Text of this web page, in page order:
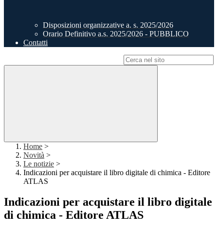
Disposizioni organizzative a. s. 2025/2026
Orario Definitivo a.s. 2025/2026 - PUBBLICO
Contatti
Home >
Novità >
Le notizie >
Indicazioni per acquistare il libro digitale di chimica - Editore
ATLAS
Indicazioni per acquistare il libro digitale
di chimica - Editore ATLAS